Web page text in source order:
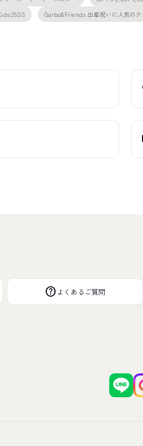
25SS
Garbo&Friends 出産祝いに人気のア
help よくあるご質問